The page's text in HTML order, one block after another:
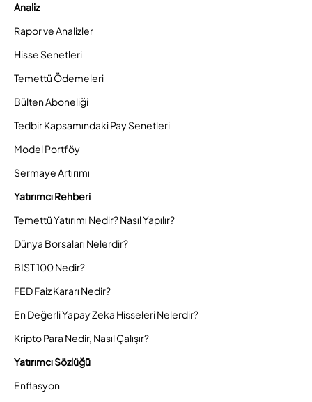
Analiz
Rapor ve Analizler
Hisse Senetleri
Temettü Ödemeleri
Bülten Aboneliği
Tedbir Kapsamındaki Pay Senetleri
Model Portföy
Sermaye Artırımı
Yatırımcı Rehberi
Temettü Yatırımı Nedir? Nasıl Yapılır?
Dünya Borsaları Nelerdir?
BIST 100 Nedir?
FED Faiz Kararı Nedir?
En Değerli Yapay Zeka Hisseleri Nelerdir?
Kripto Para Nedir, Nasıl Çalışır?
Yatırımcı Sözlüğü
Enflasyon